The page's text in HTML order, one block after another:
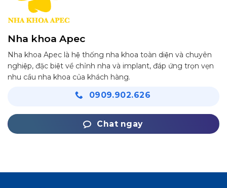
Nha khoa Apec
Nha khoa Apec là hệ thống nha khoa toàn diện và chuyên
nghiệp, đặc biệt về chỉnh nha và implant, đáp ứng trọn vẹn
nhu cầu nha khoa của khách hàng.
0909.902.626
Chat ngay